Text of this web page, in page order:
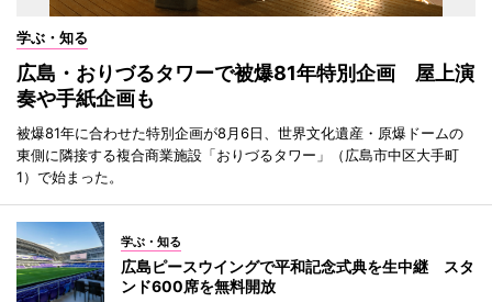
学ぶ・知る
広島・おりづるタワーで被爆81年特別企画 屋上演
奏や手紙企画も
被爆81年に合わせた特別企画が8月6日、世界文化遺産・原爆ドームの
東側に隣接する複合商業施設「おりづるタワー」（広島市中区大手町
1）で始まった。
学ぶ・知る
広島ピースウイングで平和記念式典を生中継 スタ
ンド600席を無料開放